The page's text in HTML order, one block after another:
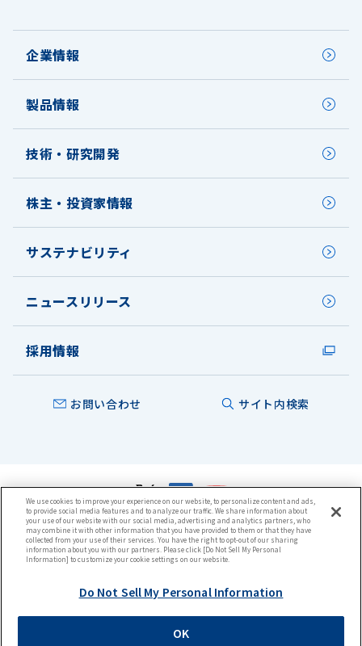
企業情報
製品情報
技術・研究開発
株主・投資家情報
サステナビリティ
ニュースリリース
採用情報
お問い合わせ サイト内検索
本ウェブサイトについて
プライバシーポリシー
クッキーポリシー
ウェブアクセシビリティ方針
Copyright © 2014-2026 KURIMOTO, LTD. All rights reserved.
We use cookies to improve your experience on our website, to personalize content and ads,
to provide social media features and to analyze our traffic. We share information about
your use of our website with our social media, advertising and analytics partners, who
may combine it with other information that you have provided to them or that they have
collected from your use of their services. You have the right to opt-out of our sharing
information about you with our partners. Please click [Do Not Sell My Personal
Information] to customize your cookie settings on our website.
Do Not Sell My Personal Information
OK